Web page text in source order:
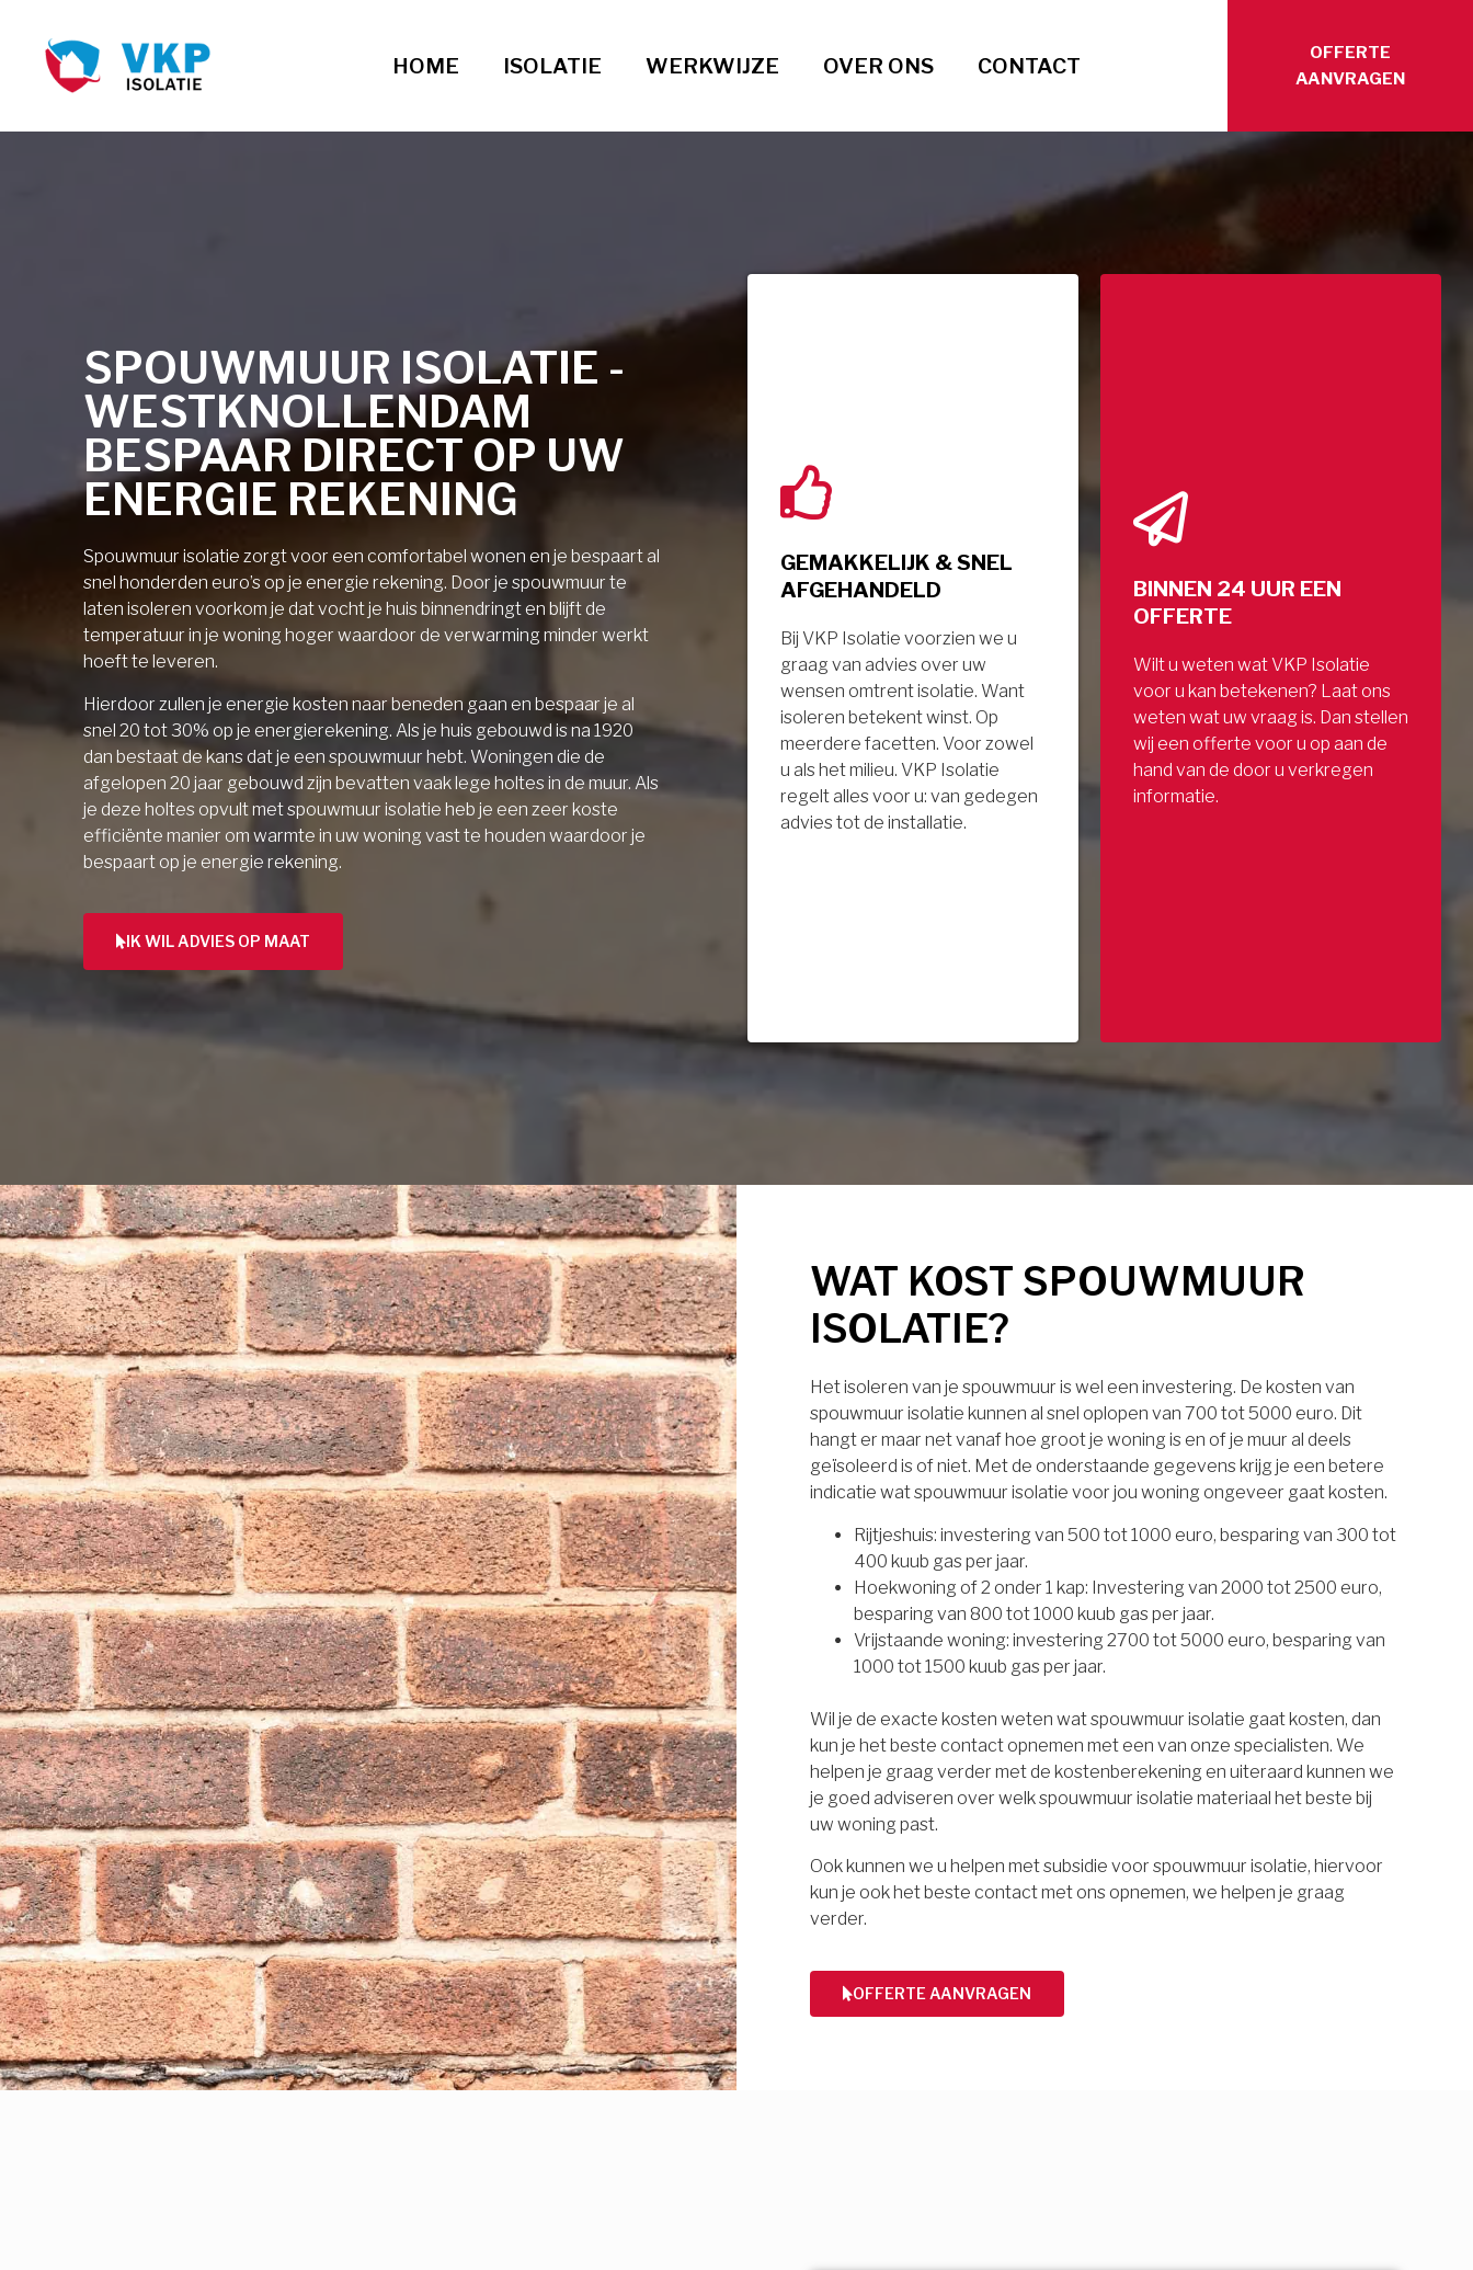
HOME ISOLATIE WERKWIJZE OVER ONS CONTACT
OFFERTE
AANVRAGEN
SPOUWMUUR ISOLATIE -
WESTKNOLLENDAM
BESPAAR DIRECT OP UW
ENERGIE REKENING
Spouwmuur isolatie zorgt voor een comfortabel wonen en je bespaart al
snel honderden euro’s op je energie rekening. Door je spouwmuur te
laten isoleren voorkom je dat vocht je huis binnendringt en blijft de
temperatuur in je woning hoger waardoor de verwarming minder werkt
hoeft te leveren.
Hierdoor zullen je energie kosten naar beneden gaan en bespaar je al
snel 20 tot 30% op je energierekening. Als je huis gebouwd is na 1920
dan bestaat de kans dat je een spouwmuur hebt. Woningen die de
afgelopen 20 jaar gebouwd zijn bevatten vaak lege holtes in de muur. Als
je deze holtes opvult met spouwmuur isolatie heb je een zeer koste
efficiënte manier om warmte in uw woning vast te houden waardoor je
bespaart op je energie rekening.
IK WIL ADVIES OP MAAT
GEMAKKELIJK & SNEL
AFGEHANDELD
Bij VKP Isolatie voorzien we u
graag van advies over uw
wensen omtrent isolatie. Want
isoleren betekent winst. Op
meerdere facetten. Voor zowel
u als het milieu. VKP Isolatie
regelt alles voor u: van gedegen
advies tot de installatie.
BINNEN 24 UUR EEN
OFFERTE
Wilt u weten wat VKP Isolatie
voor u kan betekenen? Laat ons
weten wat uw vraag is. Dan stellen
wij een offerte voor u op aan de
hand van de door u verkregen
informatie.
WAT KOST SPOUWMUUR
ISOLATIE?
Het isoleren van je spouwmuur is wel een investering. De kosten van
spouwmuur isolatie kunnen al snel oplopen van 700 tot 5000 euro. Dit
hangt er maar net vanaf hoe groot je woning is en of je muur al deels
geïsoleerd is of niet. Met de onderstaande gegevens krijg je een betere
indicatie wat spouwmuur isolatie voor jou woning ongeveer gaat kosten.
Rijtjeshuis: investering van 500 tot 1000 euro, besparing van 300 tot
400 kuub gas per jaar.
Hoekwoning of 2 onder 1 kap: Investering van 2000 tot 2500 euro,
besparing van 800 tot 1000 kuub gas per jaar.
Vrijstaande woning: investering 2700 tot 5000 euro, besparing van
1000 tot 1500 kuub gas per jaar.
Wil je de exacte kosten weten wat spouwmuur isolatie gaat kosten, dan
kun je het beste contact opnemen met een van onze specialisten. We
helpen je graag verder met de kostenberekening en uiteraard kunnen we
je goed adviseren over welk spouwmuur isolatie materiaal het beste bij
uw woning past.
Ook kunnen we u helpen met subsidie voor spouwmuur isolatie, hiervoor
kun je ook het beste contact met ons opnemen, we helpen je graag
verder.
OFFERTE AANVRAGEN